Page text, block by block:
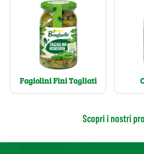
Fagiolini Fini Tagliati
Scopri i nostri